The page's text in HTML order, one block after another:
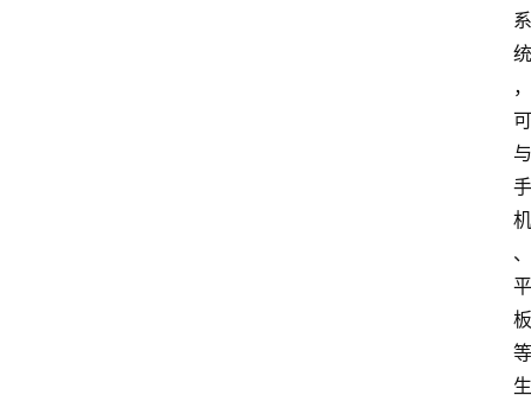
系
统
，
可
与
手
机
、
平
板
等
生